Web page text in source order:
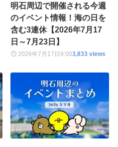
明石周辺で開催される今週
のイベント情報！海の日を
含む3連休【2026年7月17
日～7月23日】
2026年7月17日9:003,833 views